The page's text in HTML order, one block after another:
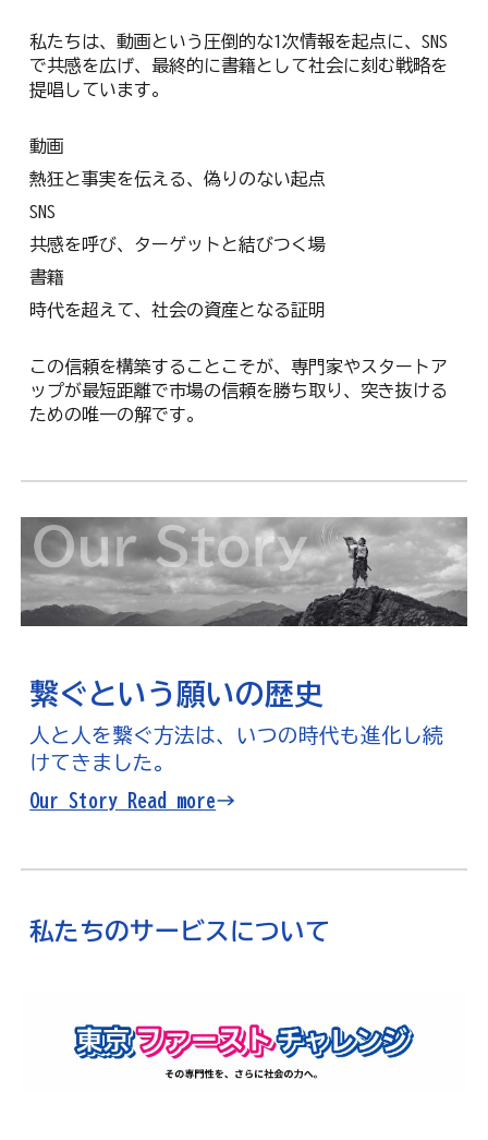
私たちは、動画という圧倒的な1次情報を起点に、SNS
で共感を広げ、最終的に書籍として社会に刻む戦略を
提唱しています。
動画
熱狂と事実を伝える、偽りのない起点
SNS
共感を呼び、ターゲットと結びつく場
書籍
時代を超えて、社会の資産となる証明
この信頼を構築することこそが、専門家やスタートア
ップが最短距離で市場の信頼を勝ち取り、突き抜ける
ための唯一の解です。
繋ぐという願いの歴史
人と人を繋ぐ方法は、いつの時代も進化し続
けてきました。
Our Story Read more→
私たちのサービスについて